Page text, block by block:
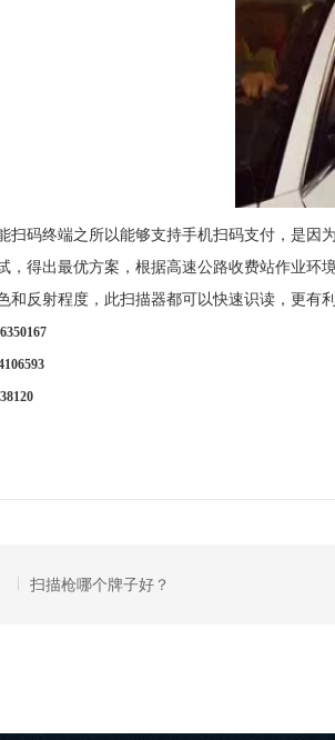
码终端之所以能够支持手机扫码支付，是因为
，得出最优方案，根据高速公路收费站作业环
和反射程度，此扫描器都可以快速识读，更有
扫描枪哪个牌子好？